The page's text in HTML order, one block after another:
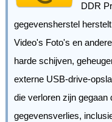
DDR
gegevensherstel
Video's Foto's en
harde schijven,
externe USB-drive-
die verloren zijn gegaan
gegevensverlies,